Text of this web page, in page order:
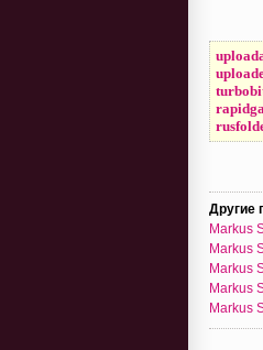
Другие
Markus
Markus
Markus
Markus
Markus